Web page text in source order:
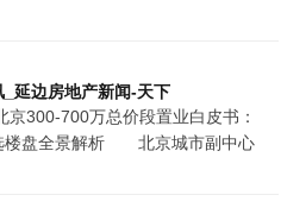
延边房地产新闻-天下
700万总价段置业白皮书：
楼盘全景解析 北京城市副中心